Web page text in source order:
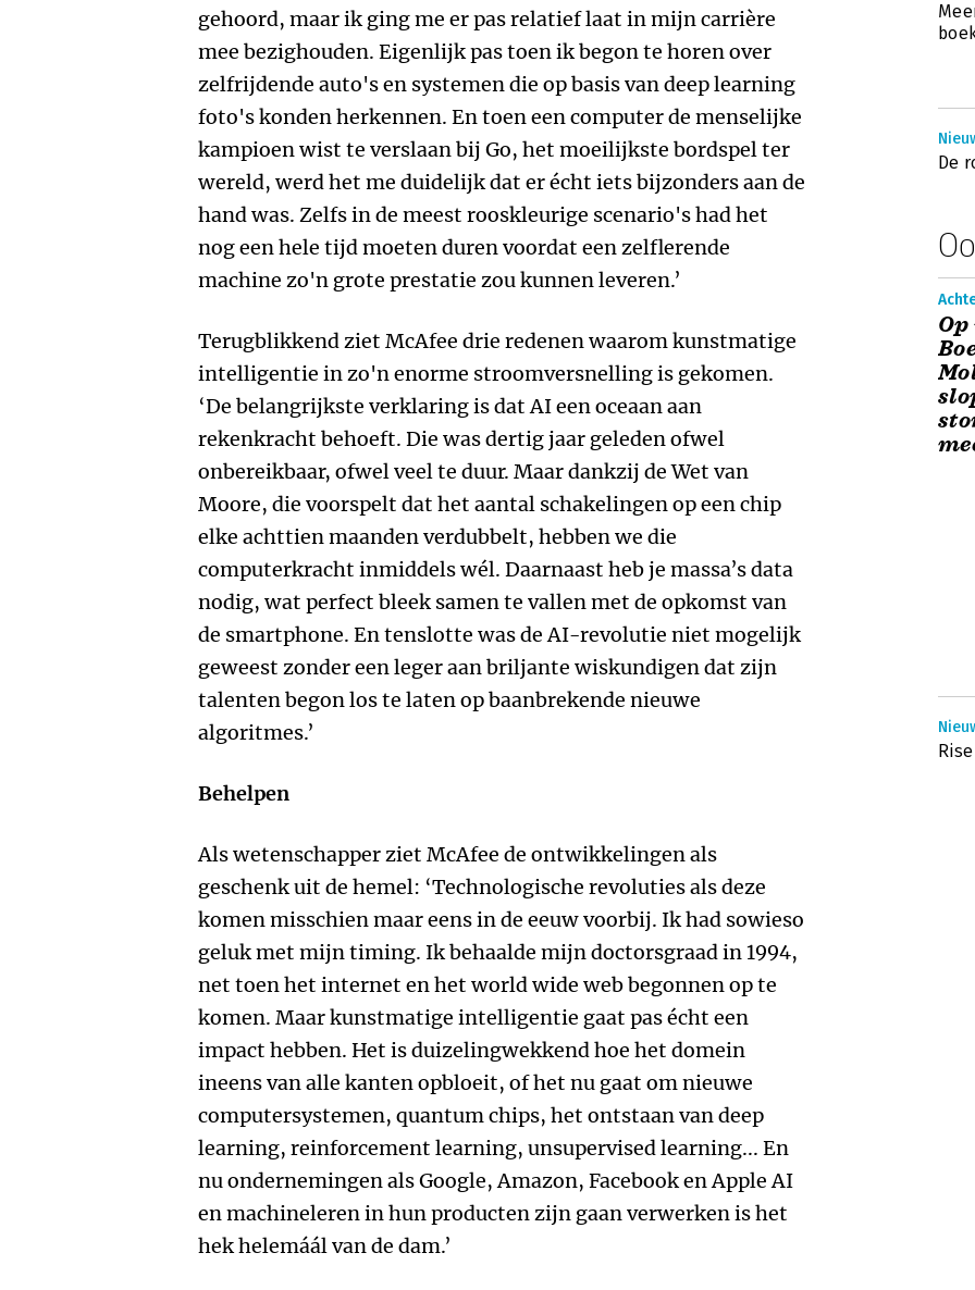
gehoord, maar ik ging me er pas relatief laat in mijn carrière
mee bezighouden. Eigenlijk pas toen ik begon te horen over
zelfrijdende auto's en systemen die op basis van deep learning
foto's konden herkennen. En toen een computer de menselijke
kampioen wist te verslaan bij Go, het moeilijkste bordspel ter
wereld, werd het me duidelijk dat er écht iets bijzonders aan de
hand was. Zelfs in de meest rooskleurige scenario's had het
nog een hele tijd moeten duren voordat een zelflerende
machine zo'n grote prestatie zou kunnen leveren.’
Terugblikkend ziet McAfee drie redenen waarom kunstmatige
intelligentie in zo'n enorme stroomversnelling is gekomen.
‘De belangrijkste verklaring is dat AI een oceaan aan
rekenkracht behoeft. Die was dertig jaar geleden ofwel
onbereikbaar, ofwel veel te duur. Maar dankzij de Wet van
Moore, die voorspelt dat het aantal schakelingen op een chip
elke achttien maanden verdubbelt, hebben we die
computerkracht inmiddels wél. Daarnaast heb je massa’s data
nodig, wat perfect bleek samen te vallen met de opkomst van
de smartphone. En tenslotte was de AI-revolutie niet mogelijk
geweest zonder een leger aan briljante wiskundigen dat zijn
talenten begon los te laten op baanbrekende nieuwe
algoritmes.’
Behelpen
Als wetenschapper ziet McAfee de ontwikkelingen als
geschenk uit de hemel: ‘Technologische revoluties als deze
komen misschien maar eens in de eeuw voorbij. Ik had sowieso
geluk met mijn timing. Ik behaalde mijn doctorsgraad in 1994,
net toen het internet en het world wide web begonnen op te
komen. Maar kunstmatige intelligentie gaat pas écht een
impact hebben. Het is duizelingwekkend hoe het domein
ineens van alle kanten opbloeit, of het nu gaat om nieuwe
computersystemen, quantum chips, het ontstaan van deep
learning, reinforcement learning, unsupervised learning... En
nu ondernemingen als Google, Amazon, Facebook en Apple AI
en machineleren in hun producten zijn gaan verwerken is het
hek helemáál van de dam.’
De